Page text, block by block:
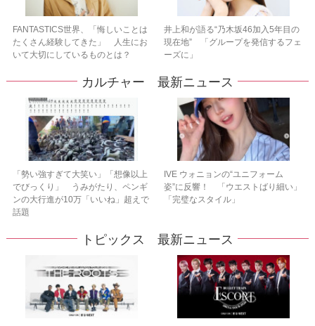
FANTASTICS世界、「悔しいことは
たくさん経験してきた」 人生にお
いて大切にしているものとは？
井上和が語る“乃木坂46加入5年目の
現在地” 「グループを発信するフェ
ーズに」
カルチャー 最新ニュース
「勢い強すぎて大笑い」「想像以上
でびっくり」 うみがたり、ペンギ
ンの大行進が10万「いいね」超えで
話題
IVE ウォニョンの“ユニフォーム
姿”に反響！ 「ウエストばり細い」
「完璧なスタイル」
トピックス 最新ニュース